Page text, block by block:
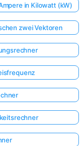
in Kilowatt (kW)
zwei Vektoren